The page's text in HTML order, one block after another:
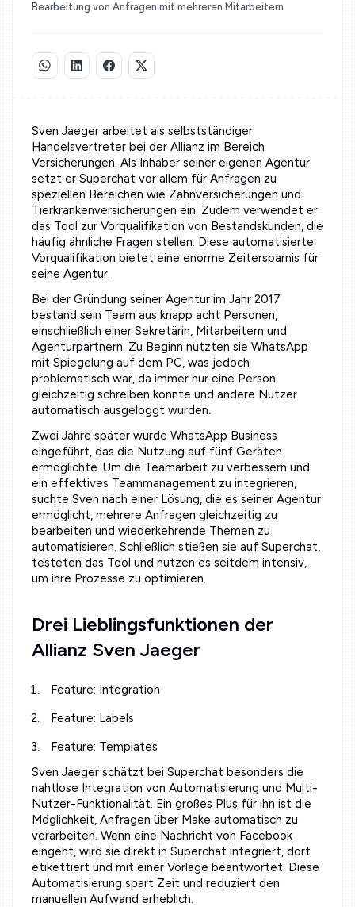
Bearbeitung von Anfragen mit mehreren Mitarbeitern.
Sven Jaeger arbeitet als selbstständiger
Handelsvertreter bei der Allianz im Bereich
Versicherungen. Als Inhaber seiner eigenen Agentur
setzt er Superchat vor allem für Anfragen zu
speziellen Bereichen wie Zahnversicherungen und
Tierkrankenversicherungen ein. Zudem verwendet er
das Tool zur Vorqualifikation von Bestandskunden, die
häufig ähnliche Fragen stellen. Diese automatisierte
Vorqualifikation bietet eine enorme Zeitersparnis für
seine Agentur.
Bei der Gründung seiner Agentur im Jahr 2017
bestand sein Team aus knapp acht Personen,
einschließlich einer Sekretärin, Mitarbeitern und
Agenturpartnern. Zu Beginn nutzten sie WhatsApp
mit Spiegelung auf dem PC, was jedoch
problematisch war, da immer nur eine Person
gleichzeitig schreiben konnte und andere Nutzer
automatisch ausgeloggt wurden.
Zwei Jahre später wurde WhatsApp Business
eingeführt, das die Nutzung auf fünf Geräten
ermöglichte. Um die Teamarbeit zu verbessern und
ein effektives Teammanagement zu integrieren,
suchte Sven nach einer Lösung, die es seiner Agentur
ermöglicht, mehrere Anfragen gleichzeitig zu
bearbeiten und wiederkehrende Themen zu
automatisieren. Schließlich stießen sie auf Superchat,
testeten das Tool und nutzen es seitdem intensiv,
um ihre Prozesse zu optimieren.
Drei Lieblingsfunktionen der
Allianz Sven Jaeger
Feature: Integration
Feature: Labels
Feature: Templates
Sven Jaeger schätzt bei Superchat besonders die
nahtlose Integration von Automatisierung und Multi-
Nutzer-Funktionalität. Ein großes Plus für ihn ist die
Möglichkeit, Anfragen über Make automatisch zu
verarbeiten. Wenn eine Nachricht von Facebook
eingeht, wird sie direkt in Superchat integriert, dort
etikettiert und mit einer Vorlage beantwortet. Diese
Automatisierung spart Zeit und reduziert den
manuellen Aufwand erheblich.